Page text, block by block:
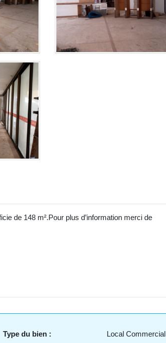
de 148 m².Pour plus d’information merci de
Type du bien : Local Commercial